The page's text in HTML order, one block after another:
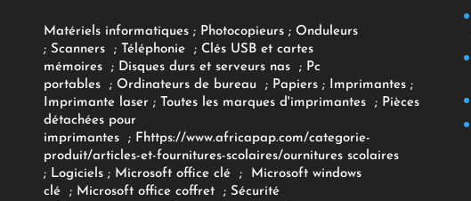
Matériels informatiques; Photocopieurs; Onduleurs
; Scanners ; Téléphonie ; Clés USB et cartes
mémoires
; Disques durs et serveurs nas ; Pc
portables
; Ordinateurs de bureau ; Papiers; Imprimantes;
Imprimante laser; Toutes les marques d'imprimantes ; Pièces
détachées pour
imprimantes
; F https://www.africapap.com/categorie-
produit/articles-et-fournitures-scolaires/ournitures scolaires
; Logiciels ; Microsoft office clé ;
Microsoft windows
clé; Microsoft office coffret ; Sécurité